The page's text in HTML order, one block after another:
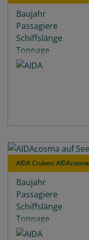
Baujahr
Passagiere
Schiffslänge
Tonnage
Decks
AIDA Cruises: AIDAcosma
Baujahr
Passagiere
Schiffslänge
Tonnage
Decks